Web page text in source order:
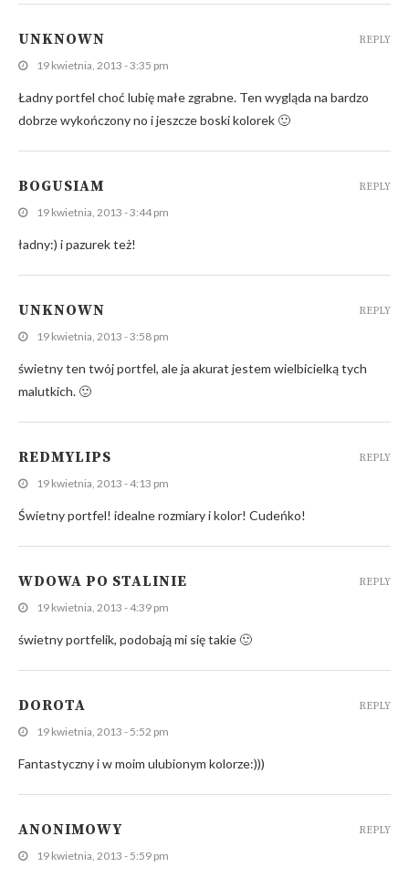
UNKNOWN
19 kwietnia, 2013 - 3:35 pm
Ładny portfel choć lubię małe zgrabne. Ten wygląda na bardzo
dobrze wykończony no i jeszcze boski kolorek 🙂
REPLY
BOGUSIAM
19 kwietnia, 2013 - 3:44 pm
ładny:) i pazurek też!
REPLY
UNKNOWN
19 kwietnia, 2013 - 3:58 pm
świetny ten twój portfel, ale ja akurat jestem wielbicielką tych
malutkich. 🙂
REPLY
REDMYLIPS
19 kwietnia, 2013 - 4:13 pm
Świetny portfel! idealne rozmiary i kolor! Cudeńko!
REPLY
WDOWA PO STALINIE
19 kwietnia, 2013 - 4:39 pm
świetny portfelik, podobają mi się takie 🙂
REPLY
DOROTA
19 kwietnia, 2013 - 5:52 pm
Fantastyczny i w moim ulubionym kolorze:)))
REPLY
ANONIMOWY
19 kwietnia, 2013 - 5:59 pm
REPLY